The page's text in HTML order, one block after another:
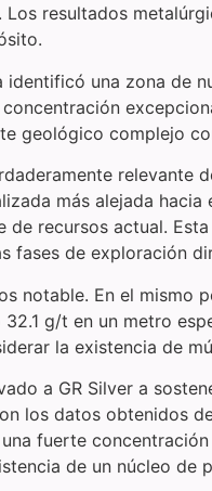
Los resultados
identificó una zona de
geológico complejo
más alejada
recursos actual.
fases de exploración
notable. En el
g/t en un metro
la existencia de
a GR Silver a
los datos obtenidos
fuerte
de un núcleo